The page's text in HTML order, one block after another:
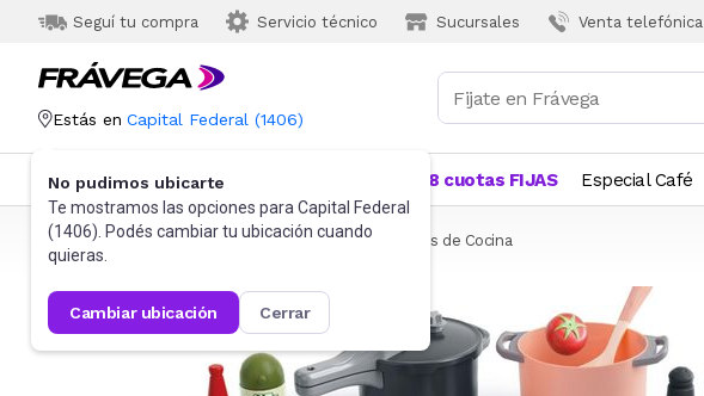
Seguí tu compra Servicio técnico Sucursales Venta telefónica
Estás en Capital Federal (1406)
No pudimos ubicarte
Te mostramos las opciones para Capital Federal
(1406). Podés cambiar tu ubicación cuando
quieras.
cambiar ubicación cerrar
Categorías Más Vendidos 18 cuotas FIJAS Especial Café
Frávega Juguetes y Juegos Sets y otros Juegos de Cocina